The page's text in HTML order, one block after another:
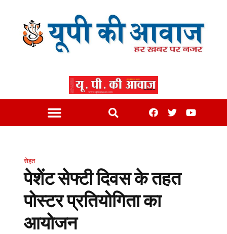
सेहत
पेशेंट सेफ्टी दिवस के तहत
पोस्टर प्रतियोगिता का
आयोजन